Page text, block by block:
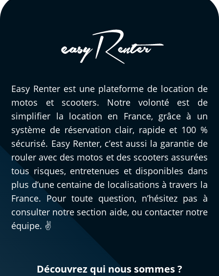
Easy Renter est une plateforme de location de
motos et scooters. Notre volonté est de
simplifier la location en France, grâce à un
système de réservation clair, rapide et 100 %
sécurisé. Easy Renter, c’est aussi la garantie de
rouler avec des motos et des scooters assurées
tous risques, entretenues et disponibles dans
plus d’une centaine de localisations à travers la
France. Pour toute question, n’hésitez pas à
consulter notre section aide, ou contacter notre
équipe. ✌️
Découvrez qui nous sommes ?